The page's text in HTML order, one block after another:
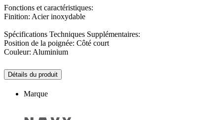
Fonctions et caractéristiques:
Finition: Acier inoxydable
Spécifications Techniques Supplémentaires:
Position de la poignée: Côté court
Couleur: Aluminium
Détails du produit
Marque